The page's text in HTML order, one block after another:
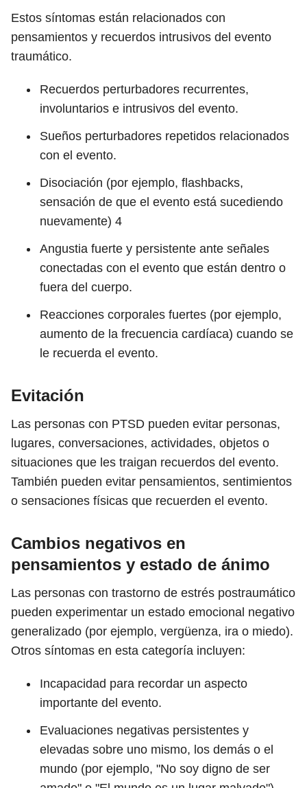
Estos síntomas están relacionados con
pensamientos y recuerdos intrusivos del evento
traumático.
Recuerdos perturbadores recurrentes,
involuntarios e intrusivos del evento.
Sueños perturbadores repetidos relacionados
con el evento.
Disociación (por ejemplo, flashbacks,
sensación de que el evento está sucediendo
nuevamente) 4
Angustia fuerte y persistente ante señales
conectadas con el evento que están dentro o
fuera del cuerpo.
Reacciones corporales fuertes (por ejemplo,
aumento de la frecuencia cardíaca) cuando se
le recuerda el evento.
Evitación
Las personas con PTSD pueden evitar personas,
lugares, conversaciones, actividades, objetos o
situaciones que les traigan recuerdos del evento.
También pueden evitar pensamientos, sentimientos
o sensaciones físicas que recuerden el evento.
Cambios negativos en
pensamientos y estado de ánimo
Las personas con trastorno de estrés postraumático
pueden experimentar un estado emocional negativo
generalizado (por ejemplo, vergüenza, ira o miedo).
Otros síntomas en esta categoría incluyen:
Incapacidad para recordar un aspecto
importante del evento.
Evaluaciones negativas persistentes y
elevadas sobre uno mismo, los demás o el
mundo (por ejemplo, "No soy digno de ser